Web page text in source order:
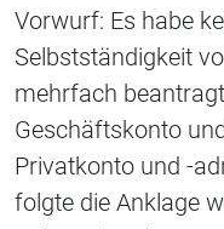
Vorwurf: Es habe
Selbstständigkeit
mehrfach
Geschäftskonto
Privatkonto und -
folgte die Anklage